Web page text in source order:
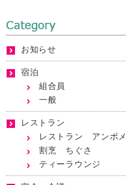
お知らせ
宿泊
組合員
一般
レストラン
レストラン アンボメ
割烹 ちぐさ
ティーラウンジ